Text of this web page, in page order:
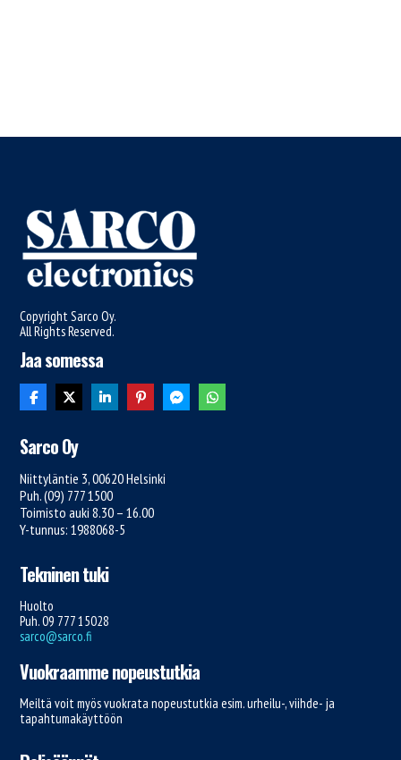
Copyright Sarco Oy.
All Rights Reserved.
Jaa somessa
Sarco Oy
Niittyläntie 3, 00620 Helsinki
Puh. (09) 777 1500
Toimisto auki 8.30 – 16.00
Y-tunnus: 1988068-5
Tekninen tuki
Huolto
Puh. 09 777 15028
sarco@sarco.fi
Vuokraamme nopeustutkia
Meiltä voit myös vuokrata nopeustutkia esim. urheilu-, viihde- ja
tapahtumakäyttöön